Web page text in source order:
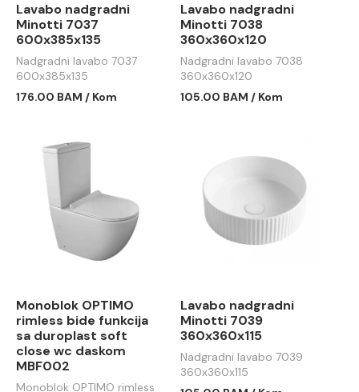
Lavabo nadgradni
Minotti 7037
600x385x135
Nadgradni lavabo 7037
600x385x135
176.00 BAM / Kom
Lavabo nadgradni
Minotti 7038
360x360x120
Nadgradni lavabo 7038
360x360x120
105.00 BAM / Kom
Monoblok OPTIMO
rimless bide funkcija
sa duroplast soft
close wc daskom
MBF002
Monoblok OPTIMO rimless
Lavabo nadgradni
Minotti 7039
360x360x115
Nadgradni lavabo 7039
360x360x115